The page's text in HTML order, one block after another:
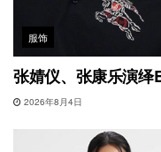
服饰
张婧仪、张康乐演
2026年8月4日